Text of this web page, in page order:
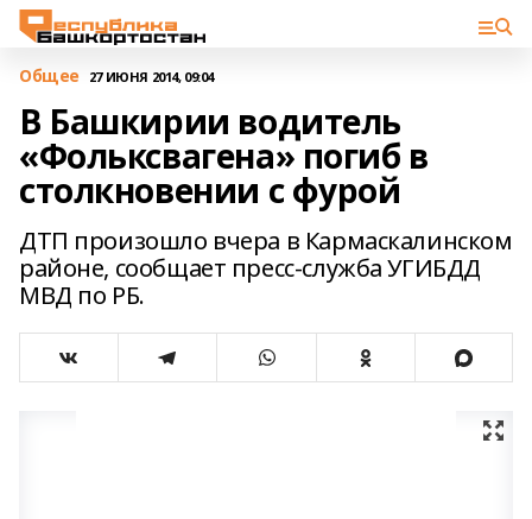
Общее 27 ИЮНЯ 2014, 09:04
В Башкирии водитель
«Фольксвагена» погиб в
столкновении с фурой
ДТП произошло вчера в Кармаскалинском
районе, сообщает пресс-служба УГИБДД
МВД по РБ.